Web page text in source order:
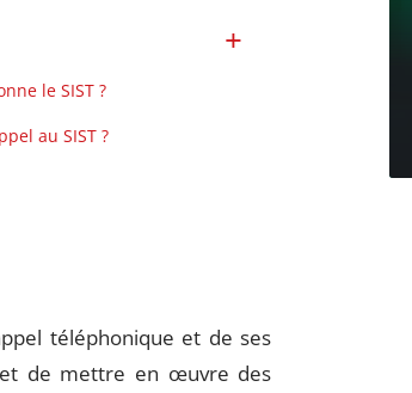
le SIST ?
au SIST ?
téléphonique et de ses
et de mettre en œuvre des